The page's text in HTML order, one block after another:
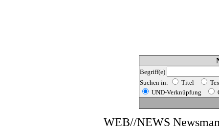
Begriff(e)
Suchen in:
Titel
UND-Verknüpfung
WEB//NEWS